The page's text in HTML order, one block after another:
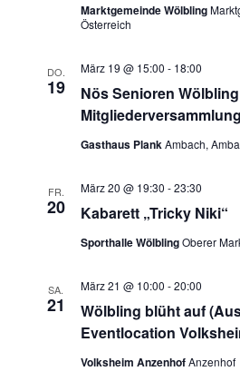
Marktgemeinde Wölbling
Österreich
DO.
19
Nös Senioren
Mitgliederversammlung
März 19 @ 15:00 - 18:00
Gasthaus PlankAmbach,
FR.
20 Kabarett „Tricky Niki“
März 20 @ 19:30 -23:30
Sporthalle WölblingOberer
SA.
21
Wölbling blüht auf
Eventlocation
März 21 @ 10:00 -20:00
Volksheim AnzenhofAnzenhof